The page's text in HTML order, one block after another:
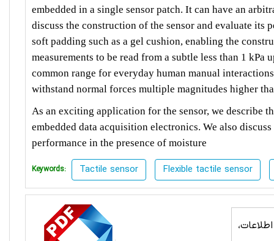
embedded in a single sensor patch. It can have an
discuss the construction of the sensor and evaluate
soft padding such as a gel cushion, enabling the
measurements to be read from a subtle less than 1
common range for everyday human manual
withstand normal forces multiple magnitudes higher
As an exciting application for the sensor, we describe
embedded data acquisition electronics. We also
performance in the presence of moisture
Keywords: Tactile sensor Flexible tactile sensor